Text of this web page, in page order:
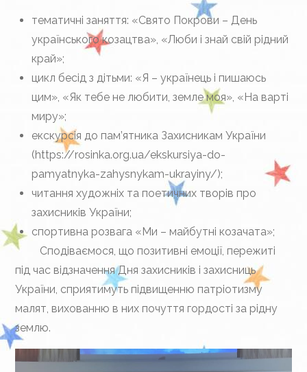
тематичні заняття: «Свято Покрови – День
українського козацтва», «Люби і знай свій рідний
край»;
цикл бесід з дітьми: «Я – українець і пишаюсь
цим», «Як тебе не любити, земле моя», «На варті
миру»;
екскурсія до пам’ятника Захисникам України
(https://rosinka.org.ua/ekskursiya-do-
pamyatnyka-zahysnykam-ukrayiny/);
читання художніх та поетичних творів про
захисників України;
спортивна розвага «Ми – майбутні козачата»;
Сподіваємося, що позитивні емоції, пережиті
під час відзначення Дня захисників і захисниць
України, сприятимуть підвищенню патріотизму
малят, вихованню в них почуття гордості за рідну
землю.